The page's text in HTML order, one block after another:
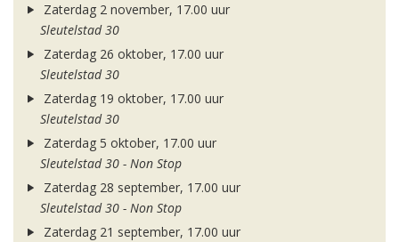
Zaterdag 2 november, 17.00 uur
Sleutelstad 30
Zaterdag 26 oktober, 17.00 uur
Sleutelstad 30
Zaterdag 19 oktober, 17.00 uur
Sleutelstad 30
Zaterdag 5 oktober, 17.00 uur
Sleutelstad 30 - Non Stop
Zaterdag 28 september, 17.00 uur
Sleutelstad 30 - Non Stop
Zaterdag 21 september, 17.00 uur